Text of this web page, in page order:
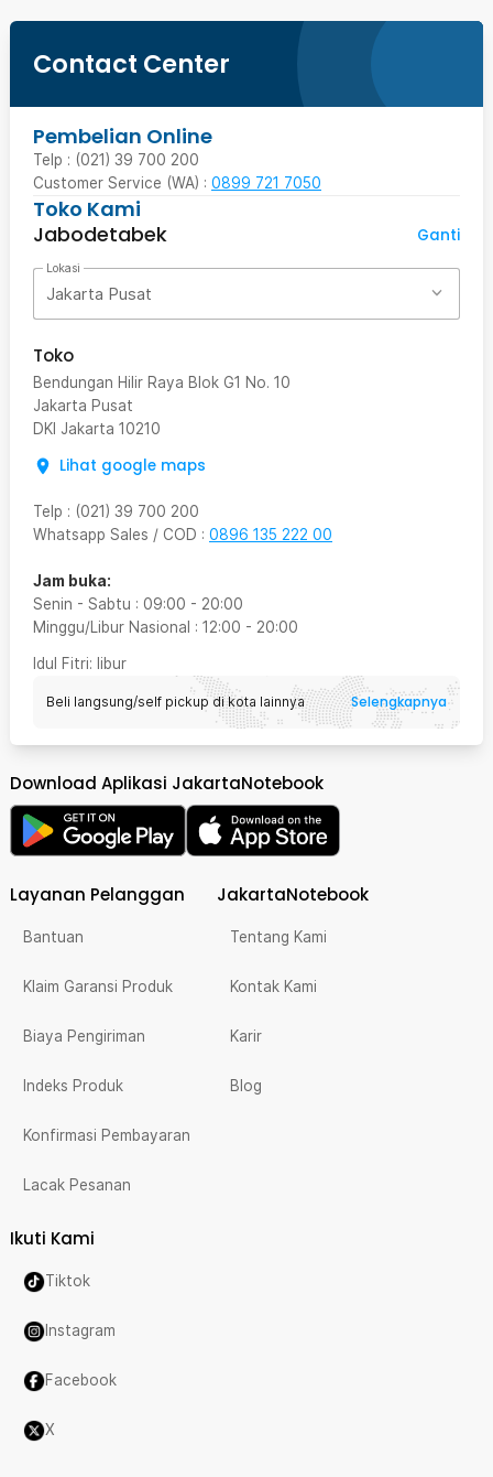
Contact Center
Pembelian Online
Telp : (021) 39 700 200
Customer Service (WA) : 0899 721 7050
Toko Kami
Jabodetabek
Ganti
Lokasi
Jakarta Pusat
Toko
Bendungan Hilir Raya Blok G1 No. 10
Jakarta Pusat
DKI Jakarta 10210
Lihat google maps
Telp : (021) 39 700 200
Whatsapp Sales / COD : 0896 135 222 00
Jam buka:
Senin - Sabtu : 09:00 - 20:00
Minggu/Libur Nasional : 12:00 - 20:00
Idul Fitri: libur
Beli langsung/self pickup di kota lainnya Selengkapnya
Download Aplikasi JakartaNotebook
Layanan Pelanggan
Bantuan
Klaim Garansi Produk
Biaya Pengiriman
Indeks Produk
Konfirmasi Pembayaran
Lacak Pesanan
JakartaNotebook
Tentang Kami
Kontak Kami
Karir
Blog
Ikuti Kami
Tiktok
Instagram
Facebook
X